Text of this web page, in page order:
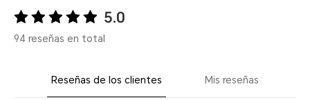
5.0
94 reseñas en total
Reseñas de los clientes Mis reseñas